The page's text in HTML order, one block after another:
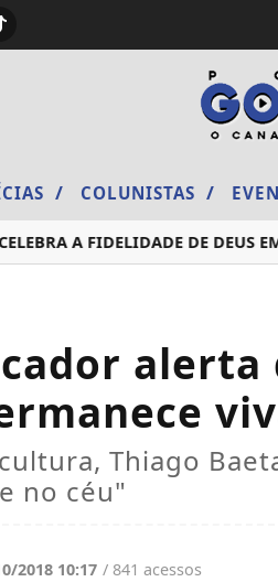
/ COLUNISTAS /
A FIDELIDADE DE DEUS EM
Thiago
no céu"
2018 10:17 / 841 acessos